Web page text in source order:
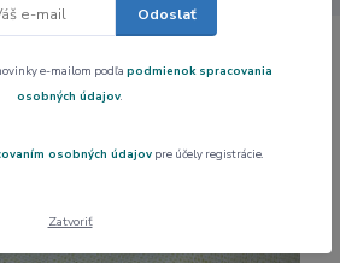
rôzne rozmery
Odoslať
e-mailom podľa podmienok spracovania
osobných údajov.
osobných údajov pre účely registrácie.
Zatvoriť